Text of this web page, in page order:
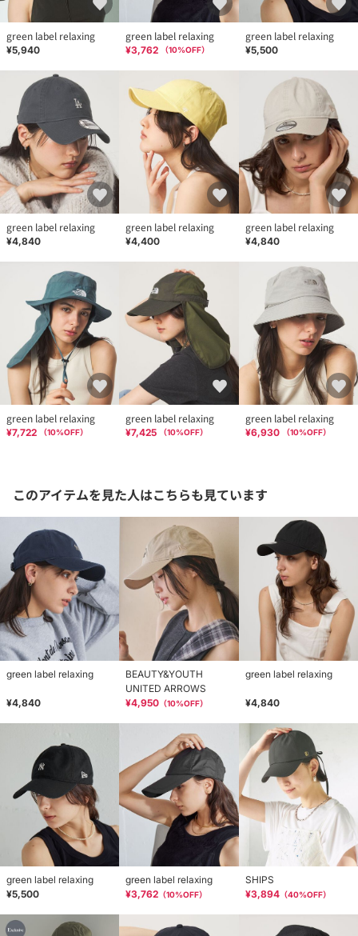
green label relaxing
¥5,940
green label relaxing
¥3,762 （10%OFF）
green label relaxing
¥5,500
green label relaxing
¥4,840
green label relaxing
¥4,400
green label relaxing
¥4,840
green label relaxing
¥7,722 （10%OFF）
green label relaxing
¥7,425 （10%OFF）
green label relaxing
¥6,930 （10%OFF）